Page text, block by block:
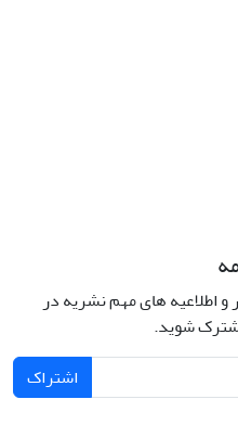
و اطلاعیه های مهم نشریه در
شوید.
اشتراک